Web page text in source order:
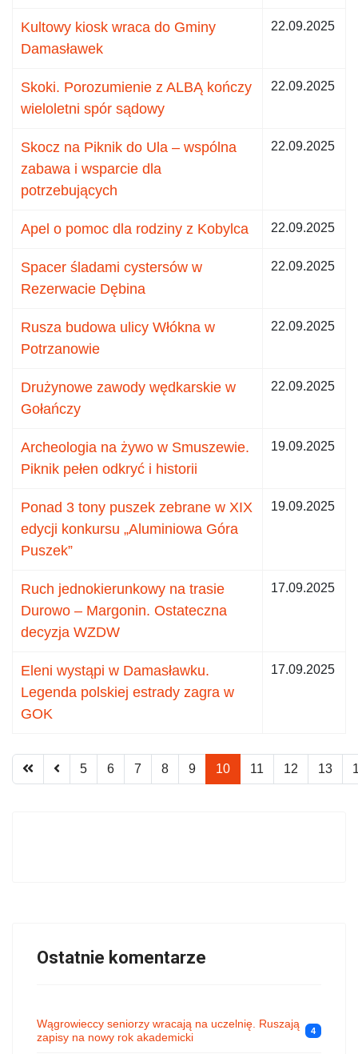
Kultowy kiosk wraca do Gminy
Damasławek
22.09.2025
Skoki. Porozumienie z ALBĄ kończy
wieloletni spór sądowy
22.09.2025
Skocz na Piknik do Ula – wspólna
zabawa i wsparcie dla
potrzebujących
22.09.2025
Apel o pomoc dla rodziny z Kobylca 22.09.2025
Spacer śladami cystersów w
Rezerwacie Dębina
22.09.2025
Rusza budowa ulicy Włókna w
Potrzanowie
22.09.2025
Drużynowe zawody wędkarskie w
Gołańczy
22.09.2025
Archeologia na żywo w Smuszewie.
Piknik pełen odkryć i historii
19.09.2025
Ponad 3 tony puszek zebrane w XIX
edycji konkursu „Aluminiowa Góra
Puszek”
19.09.2025
Ruch jednokierunkowy na trasie
Durowo – Margonin. Ostateczna
decyzja WZDW
17.09.2025
Eleni wystąpi w Damasławku.
Legenda polskiej estrady zagra w
GOK
17.09.2025
5 6 7 8 9 10 11 12 13
Ostatnie komentarze
Wągrowieccy seniorzy wracają na uczelnię. Ruszają
zapisy na nowy rok akademicki
4